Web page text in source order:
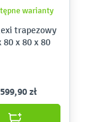
warianty
trapezowy
80 x 80 x 80
zł